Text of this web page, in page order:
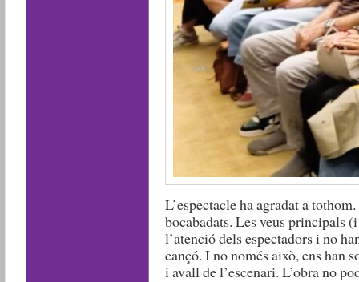
L’espectacle ha agradat a
bocabadats. Les veus principals
l’atenció dels espectadors i no
cançó. I no només això, ens han
i avall de l’escenari. L’obra no